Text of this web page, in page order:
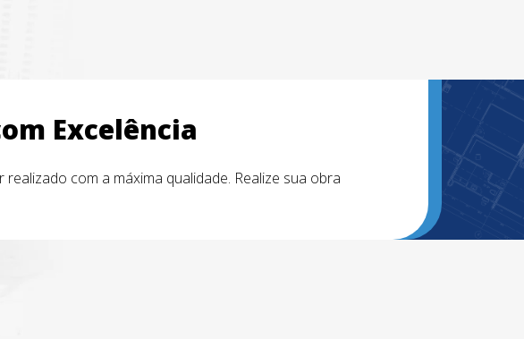
Excelência
com a máxima qualidade. Realize sua obra